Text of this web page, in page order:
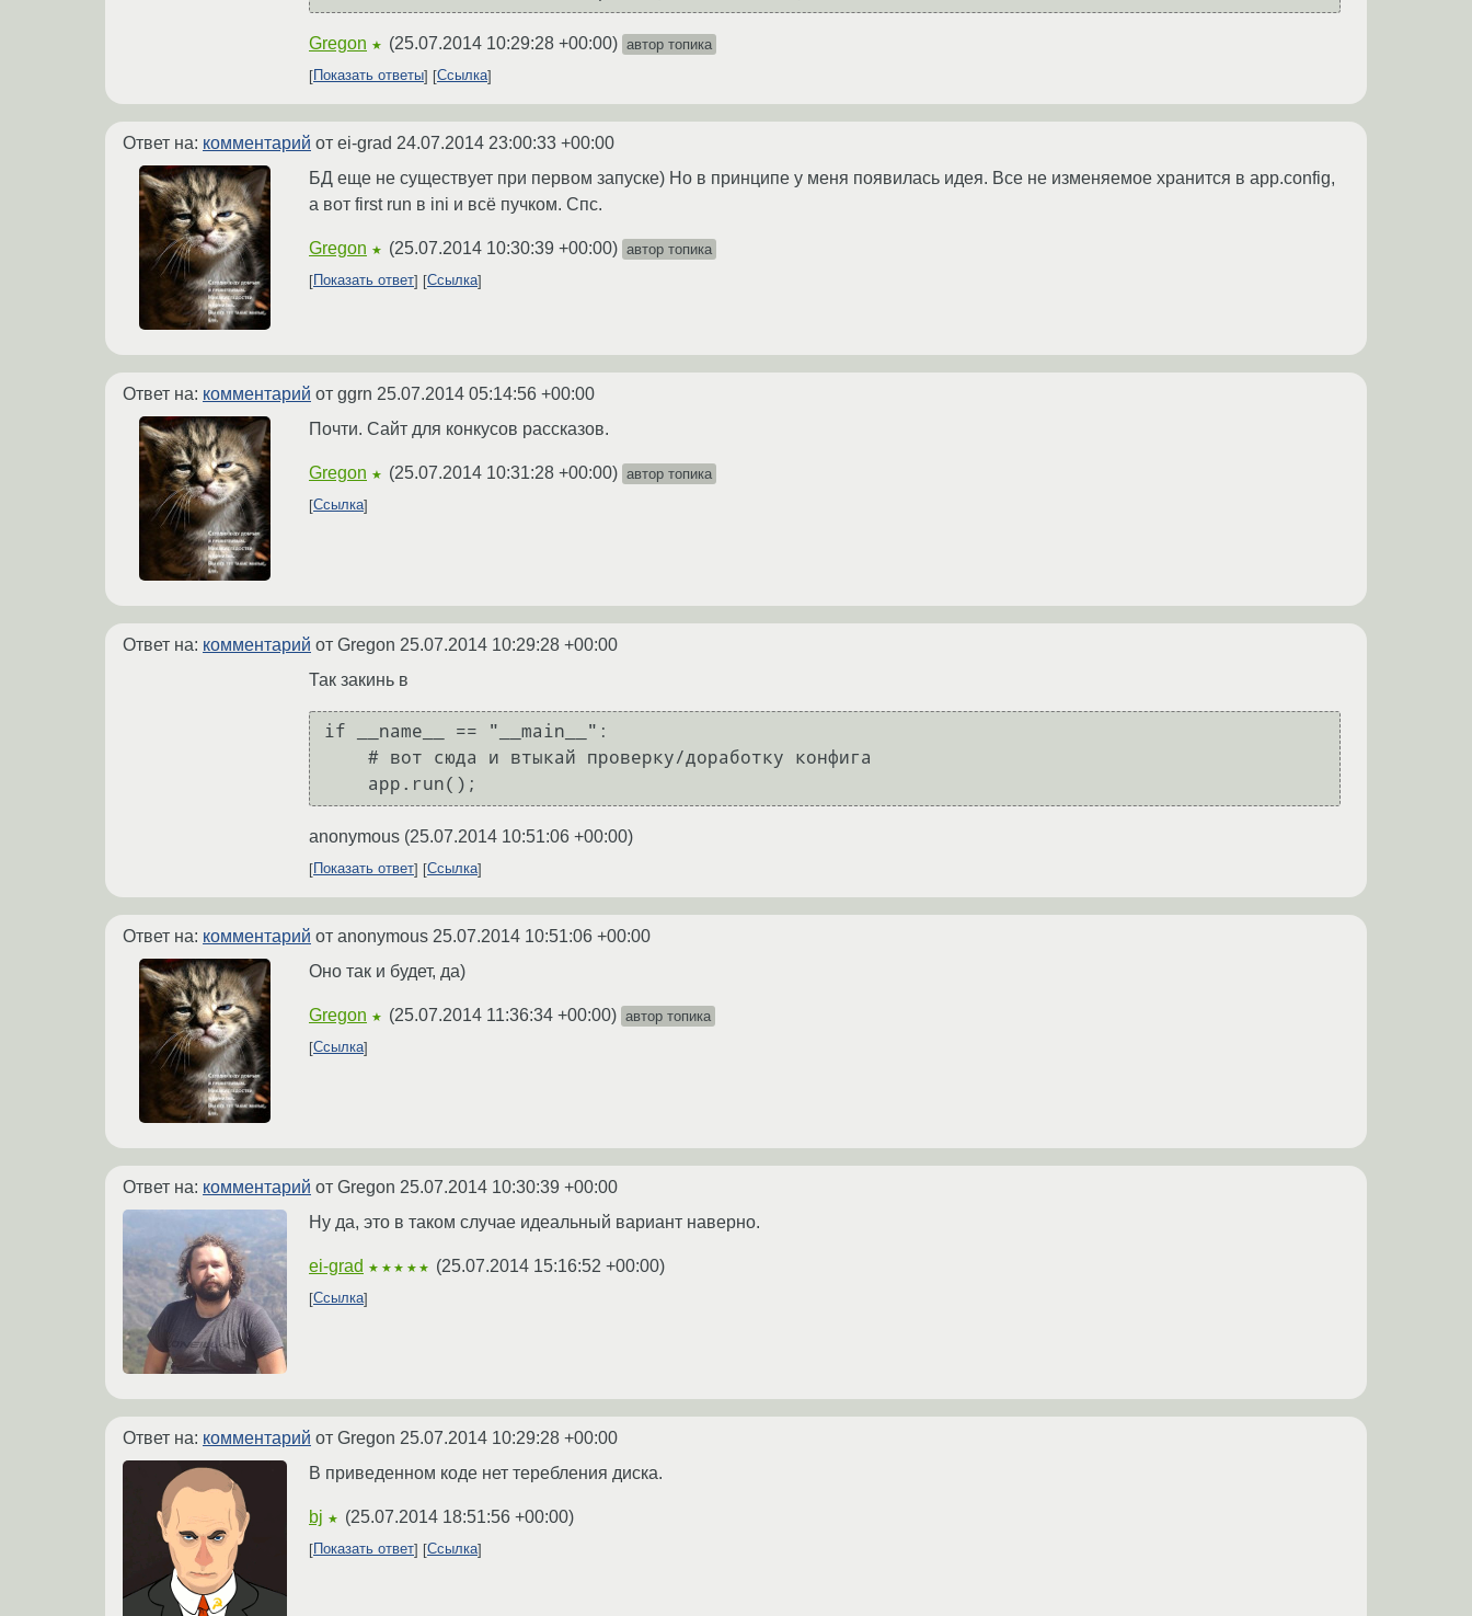
Gregon ★ (25.07.2014 10:29:28 +00:00) автор топика
Показать ответы
Ссылка
Ответ на: комментарий от ei-grad 24.07.2014 23:00:33 +00:00
БД еще не существует при первом запуске) Но в принципе у меня появилась идея. Все не изменяемое хранится в app.config,
а вот first run в ini и всё пучком. Спс.
Gregon ★ (25.07.2014 10:30:39 +00:00) автор топика
Показать ответ
Ссылка
Ответ на: комментарий от ggrn 25.07.2014 05:14:56 +00:00
Почти. Сайт для конкусов рассказов.
Gregon ★ (25.07.2014 10:31:28 +00:00) автор топика
Ссылка
Ответ на: комментарий от Gregon 25.07.2014 10:29:28 +00:00
Так закинь в
if __name__ == "__main__":
anonymous (25.07.2014 10:51:06 +00:00)
Показать ответ Ссылка
Ответ на: комментарий от anonymous 25.07.2014 10:51:06 +00:00
Оно так и будет, да)
Gregon ★ (25.07.2014 11:36:34 +00:00) автор топика
Ссылка
Ответ на: комментарий от Gregon 25.07.2014 10:30:39 +00:00
Ну да, это в таком случае идеальный вариант наверно.
ei-grad ★★★★★ (25.07.2014 15:16:52 +00:00)
Ссылка
Ответ на: комментарий от Gregon 25.07.2014 10:29:28 +00:00
В приведенном коде нет теребления диска.
bj ★ (25.07.2014 18:51:56 +00:00)
Показать ответ Ссылка